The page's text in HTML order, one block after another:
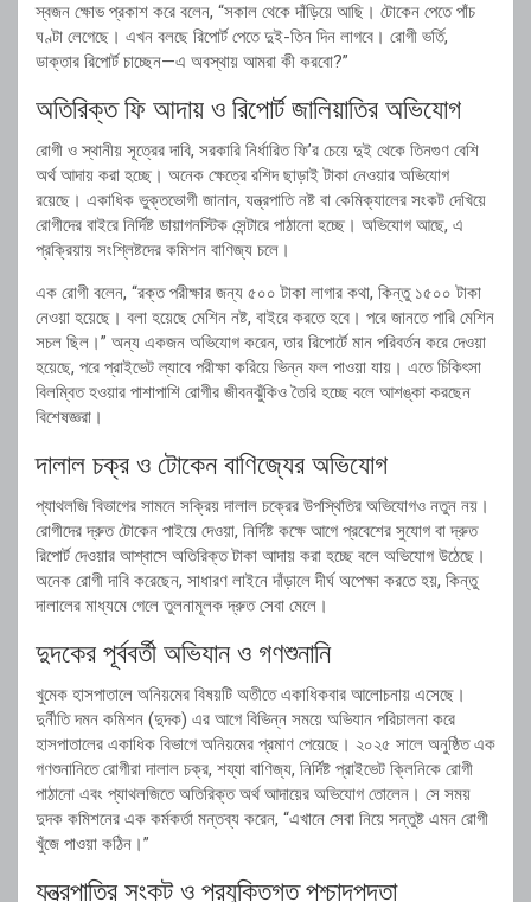
স্বজন ক্ষোভ প্রকাশ করে বলেন, “সকাল থেকে দাঁড়িয়ে আছি। টোকেন পেতে পাঁচ
ঘণ্টা লেগেছে। এখন বলছে রিপোর্ট পেতে দুই-তিন দিন লাগবে। রোগী ভর্তি,
ডাক্তার রিপোর্ট চাচ্ছেন—এ অবস্থায় আমরা কী করবো?”
অতিরিক্ত ফি আদায় ও রিপোর্ট জালিয়াতির অভিযোগ
রোগী ও স্থানীয় সূত্রের দাবি, সরকারি নির্ধারিত ফি’র চেয়ে দুই থেকে তিনগুণ বেশি
অর্থ আদায় করা হচ্ছে। অনেক ক্ষেত্রে রশিদ ছাড়াই টাকা নেওয়ার অভিযোগ
রয়েছে। একাধিক ভুক্তভোগী জানান, যন্ত্রপাতি নষ্ট বা কেমিক্যালের সংকট দেখিয়ে
রোগীদের বাইরে নির্দিষ্ট ডায়াগনস্টিক সেন্টারে পাঠানো হচ্ছে। অভিযোগ আছে, এ
প্রক্রিয়ায় সংশ্লিষ্টদের কমিশন বাণিজ্য চলে।
এক রোগী বলেন, “রক্ত পরীক্ষার জন্য ৫০০ টাকা লাগার কথা, কিন্তু ১৫০০ টাকা
নেওয়া হয়েছে। বলা হয়েছে মেশিন নষ্ট, বাইরে করতে হবে। পরে জানতে পারি মেশিন
সচল ছিল।” অন্য একজন অভিযোগ করেন, তার রিপোর্টে মান পরিবর্তন করে দেওয়া
হয়েছে, পরে প্রাইভেট ল্যাবে পরীক্ষা করিয়ে ভিন্ন ফল পাওয়া যায়। এতে চিকিৎসা
বিলম্বিত হওয়ার পাশাপাশি রোগীর জীবনঝুঁকিও তৈরি হচ্ছে বলে আশঙ্কা করছেন
বিশেষজ্ঞরা।
দালাল চক্র ও টোকেন বাণিজ্যের অভিযোগ
প্যাথলজি বিভাগের সামনে সক্রিয় দালাল চক্রের উপস্থিতির অভিযোগও নতুন নয়।
রোগীদের দ্রুত টোকেন পাইয়ে দেওয়া, নির্দিষ্ট কক্ষে আগে প্রবেশের সুযোগ বা দ্রুত
রিপোর্ট দেওয়ার আশ্বাসে অতিরিক্ত টাকা আদায় করা হচ্ছে বলে অভিযোগ উঠেছে।
অনেক রোগী দাবি করেছেন, সাধারণ লাইনে দাঁড়ালে দীর্ঘ অপেক্ষা করতে হয়, কিন্তু
দালালের মাধ্যমে গেলে তুলনামূলক দ্রুত সেবা মেলে।
দুদকের পূর্ববর্তী অভিযান ও গণশুনানি
খুমেক হাসপাতালে অনিয়মের বিষয়টি অতীতে একাধিকবার আলোচনায় এসেছে।
দুর্নীতি দমন কমিশন (দুদক) এর আগে বিভিন্ন সময়ে অভিযান পরিচালনা করে
হাসপাতালের একাধিক বিভাগে অনিয়মের প্রমাণ পেয়েছে। ২০২৫ সালে অনুষ্ঠিত এক
গণশুনানিতে রোগীরা দালাল চক্র, শয্যা বাণিজ্য, নির্দিষ্ট প্রাইভেট ক্লিনিকে রোগী
পাঠানো এবং প্যাথলজিতে অতিরিক্ত অর্থ আদায়ের অভিযোগ তোলেন। সে সময়
দুদক কমিশনের এক কর্মকর্তা মন্তব্য করেন, “এখানে সেবা নিয়ে সন্তুষ্ট এমন রোগী
খুঁজে পাওয়া কঠিন।”
যন্ত্রপাতির সংকট ও প্রযুক্তিগত পশ্চাদপদতা